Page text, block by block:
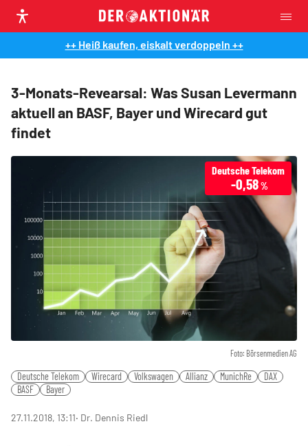
++ Heiß kaufen, eiskalt verdoppeln ++
3-Monats-Revearsal: Was Susan Levermann
aktuell an BASF, Bayer und Wirecard gut
findet
Foto: Börsenmedien AG
Deutsche Telekom
-0,58%
Deutsche Telekom Wirecard Volkswagen Allianz MunichRe
DAX
BASF
Bayer
27.11.2018, 13:11‧ Dr. Dennis Riedl